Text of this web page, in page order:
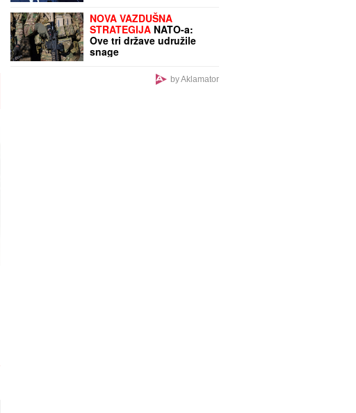
NOVA VAZDUŠNA
STRATEGIJA NATO-a:
Ove tri države udružile
snage
by Aklamator